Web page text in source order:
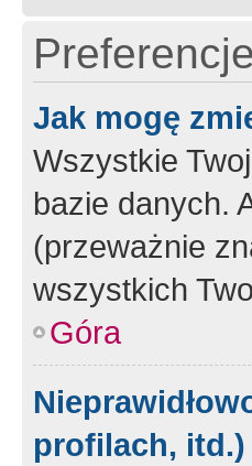
Jak mogę
Wszystkie
bazie danych.
(przeważnie
wszystkich
Góra
profilach, itd.)